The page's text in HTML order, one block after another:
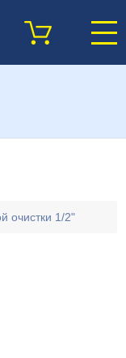
очистки 1/2"